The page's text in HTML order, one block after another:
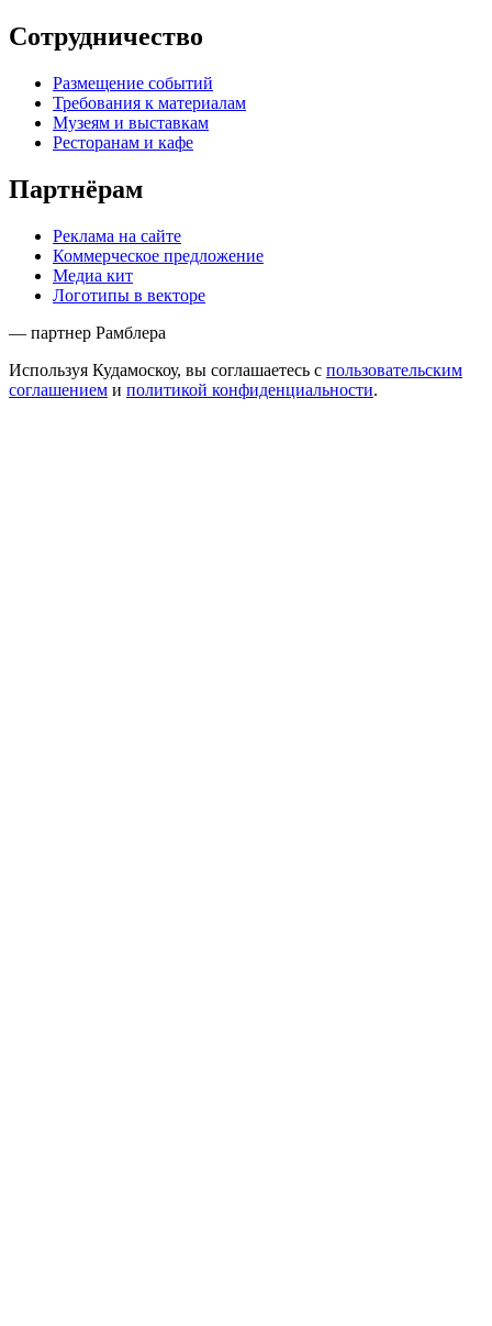
Сотрудничество
Размещение событий
Требования к материалам
Музеям и выставкам
Ресторанам и кафе
Партнёрам
Реклама на сайте
Коммерческое предложение
Медиа кит
Логотипы в векторе
— партнер Рамблера
Используя Кудамоскоу, вы соглашаетесь с пользовательским
соглашением и политикой конфиденциальности.